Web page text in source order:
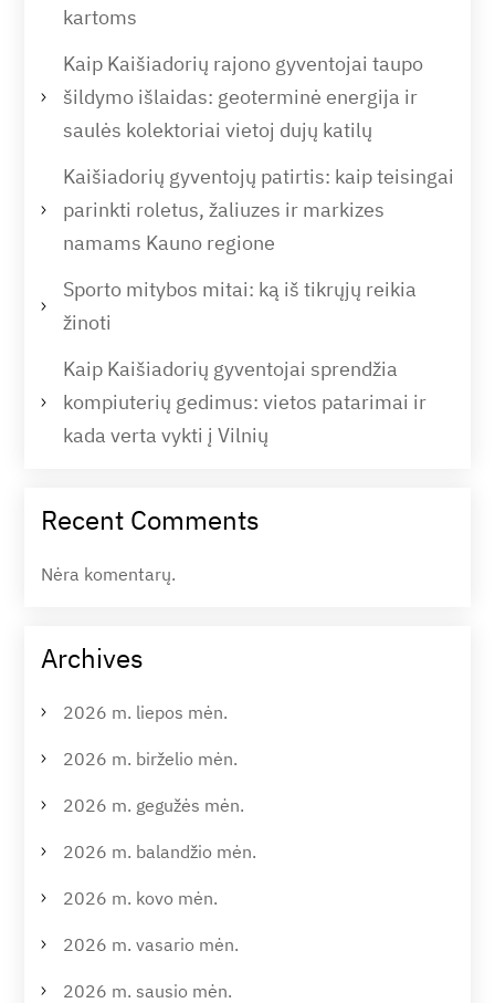
kartoms
Kaip Kaišiadorių rajono gyventojai taupo
šildymo išlaidas: geoterminė energija ir
saulės kolektoriai vietoj dujų katilų
Kaišiadorių gyventojų patirtis: kaip teisingai
parinkti roletus, žaliuzes ir markizes
namams Kauno regione
Sporto mitybos mitai: ką iš tikrųjų reikia
žinoti
Kaip Kaišiadorių gyventojai sprendžia
kompiuterių gedimus: vietos patarimai ir
kada verta vykti į Vilnių
Recent Comments
Nėra komentarų.
Archives
2026 m. liepos mėn.
2026 m. birželio mėn.
2026 m. gegužės mėn.
2026 m. balandžio mėn.
2026 m. kovo mėn.
2026 m. vasario mėn.
2026 m. sausio mėn.